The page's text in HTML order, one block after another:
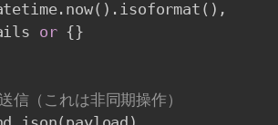
. now( ) . isoformat ( ) ,
or {}
信（これは非同期操作）